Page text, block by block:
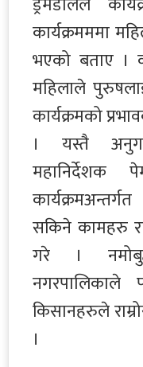
कार्यक्रमममा
भएको बताए ।
महिलाले
कार्यक्रमको
। यस्तै
महानिर्देशक
सकिने कामहरु
गरे ।
किसानहरुले
।